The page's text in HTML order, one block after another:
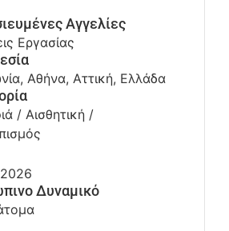
Αγγελίες
Εργασίας
Αθήνα, Αττική, Ελλάδα
/ Αισθητική /
Δυναμικό